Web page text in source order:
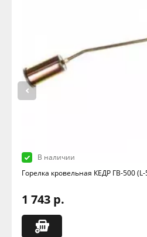
В наличии
Горелка кровельная КЕДР ГВ-500
1 743 р.